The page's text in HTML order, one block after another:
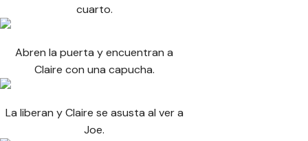
cuarto.
Abren la puerta y encuentran a
Claire con una capucha.
La liberan y Claire se asusta al ver a
Joe.